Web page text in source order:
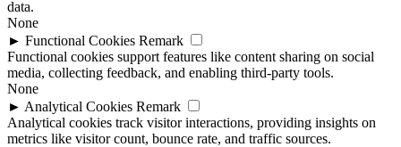
data.
None
► Functional Cookies Remark
Functional cookies support features like content sharing on social
media, collecting feedback, and enabling third-party tools.
None
► Analytical Cookies Remark
Analytical cookies track visitor interactions, providing insights on
metrics like visitor count, bounce rate, and traffic sources.